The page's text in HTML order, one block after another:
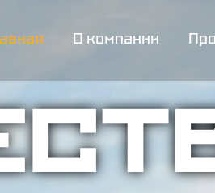
О компании